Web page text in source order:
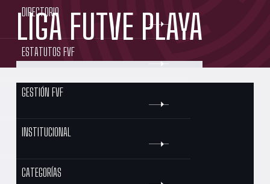
DIRECTORIO
ESTATUTOS FVF
GESTIÓN FVF
INSTITUCIONAL
CATEGORÍAS
LIGA FUTVE PLAYA